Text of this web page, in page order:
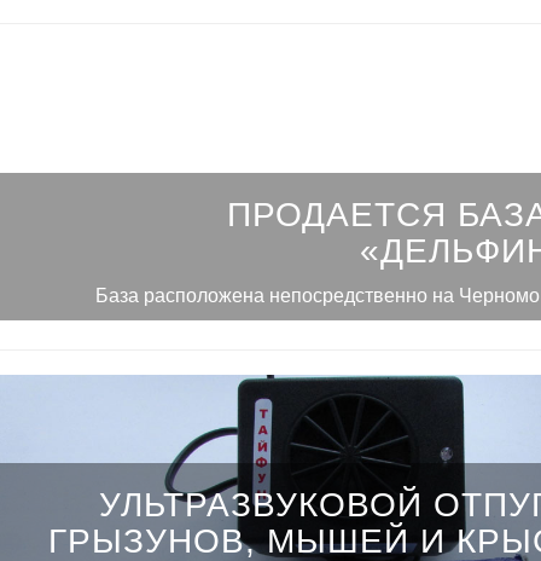
ПРОДАЕТСЯ
База расположена непосредственно на
УЛЬТРАЗВУКОВОЙ
ГРЫЗУНОВ, МЫШЕЙ И